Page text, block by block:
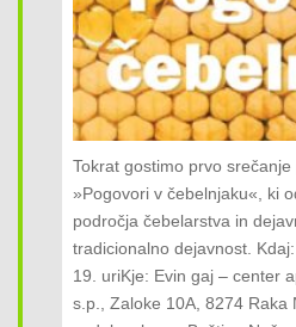
trden zagovornik slovenskih
sprejemanju Skupne
– 2027 vztrajno pozival k
kmetijstva ter prehranske
kmečki pameti. Pomembno
v sektorju, zna pravočasno
Bruslju spoštovan in dobro
sem iskreno zagovarjal
podeželja ter argumentirano
opozarjal na zeleno-
stiskali slovenske in
Tokrat gostimo prvo
»Pogovori v čebelnjaku«, ki
področja čebelarstva in
tradicionalno dejavnost.
19. uriKje: Evin gaj – center
s.p., Zaloke 10A, 8274 Raka